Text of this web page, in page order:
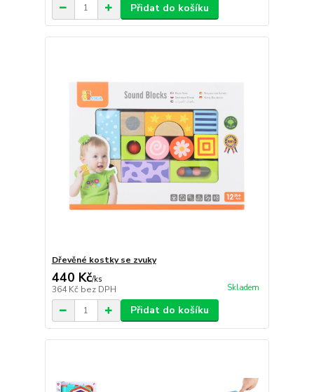
Přidat do košíku
Dřevěné kostky se zvuky
440 Kč/ks
364 Kč bez DPH Skladem
Přidat do košíku